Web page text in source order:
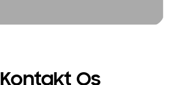
Kontakt Os